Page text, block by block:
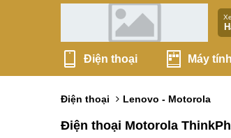
Điện thoại Máy
Điện thoại Lenovo - Motorola
Điện thoại Motorola